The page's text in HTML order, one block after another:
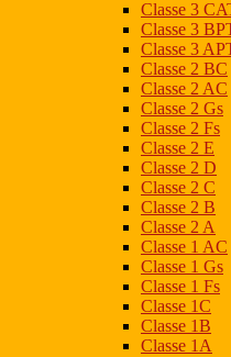
Classe 3
Classe 3
Classe 3
Classe 2 BC
Classe 2 AC
Classe 2 Gs
Classe 2 Fs
Classe 2 E
Classe 2 D
Classe 2 C
Classe 2 B
Classe 2 A
Classe 1 AC
Classe 1 Gs
Classe 1 Fs
Classe 1C
Classe 1B
Classe 1A